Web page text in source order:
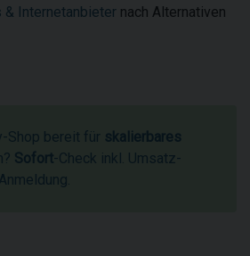
& Internetanbieter nach Alternativen
Shop bereit für skalierbares
Sofort-Check inkl. Umsatz-
Anmeldung.